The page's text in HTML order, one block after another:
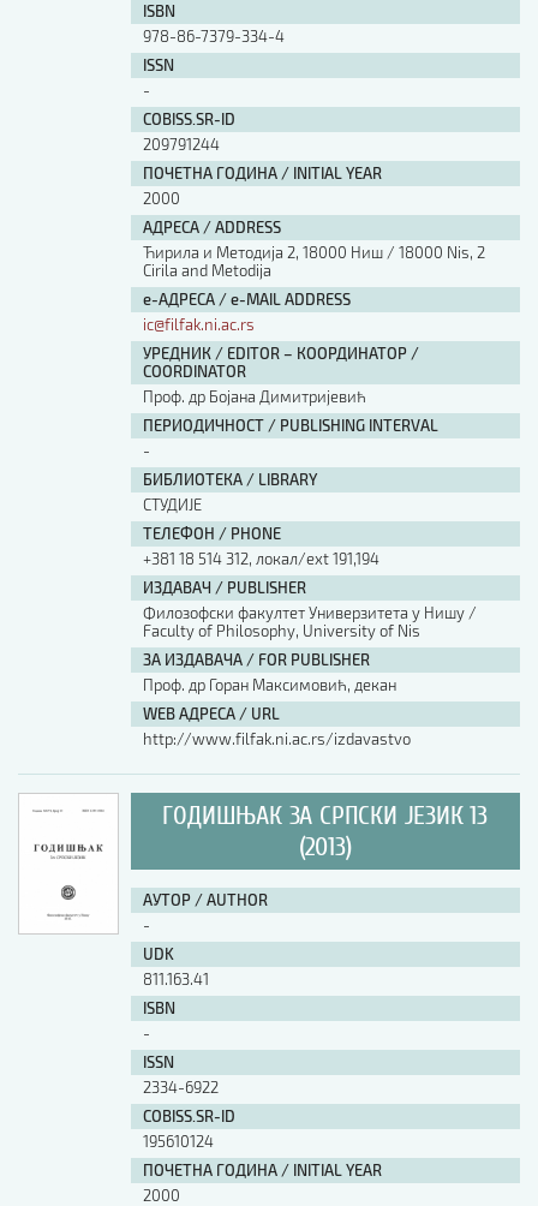
ISBN
978-86-7379-334-4
ISSN
-
COBISS.SR-ID
209791244
ПОЧЕТНА ГОДИНА / INITIAL YEAR
2000
АДРЕСА / ADDRESS
Ћирила и Методија 2, 18000 Ниш / 18000 Nis, 2
Cirila and Metodija
е-АДРЕСА / e-MAIL ADDRESS
ic@filfak.ni.ac.rs
УРЕДНИК / EDITOR – КООРДИНАТОР /
COORDINATOR
Проф. др Бојана Димитријевић
ПЕРИОДИЧНОСТ / PUBLISHING INTERVAL
-
БИБЛИОТЕКА / LIBRARY
СТУДИЈЕ
ТЕЛЕФОН / PHONE
+381 18 514 312, локал/ext 191,194
ИЗДАВАЧ / PUBLISHER
Филозофски факултет Универзитета у Нишу /
Faculty of Philosophy, University of Nis
ЗА ИЗДАВАЧА / FOR PUBLISHER
Проф. др Горан Максимовић, декан
WEB АДРЕСА / URL
http://www.filfak.ni.ac.rs/izdavastvo
ГОДИШЊАК ЗА СРПСКИ ЈЕЗИК 13
(2013)
АУТОР / AUTHOR
-
UDK
811.163.41
ISBN
-
ISSN
2334-6922
COBISS.SR-ID
195610124
ПОЧЕТНА ГОДИНА / INITIAL YEAR
2000